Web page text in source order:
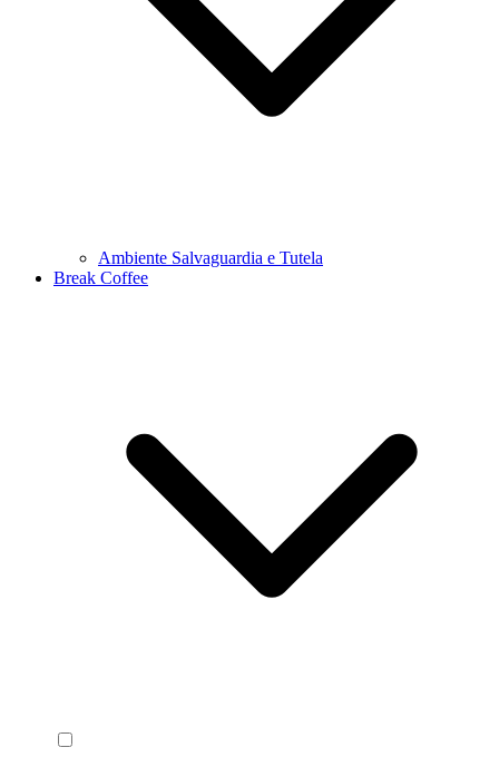
Ambiente Salvaguardia e Tutela
Break Coffee